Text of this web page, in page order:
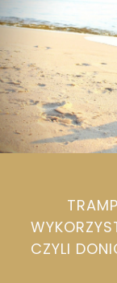
CZYLI